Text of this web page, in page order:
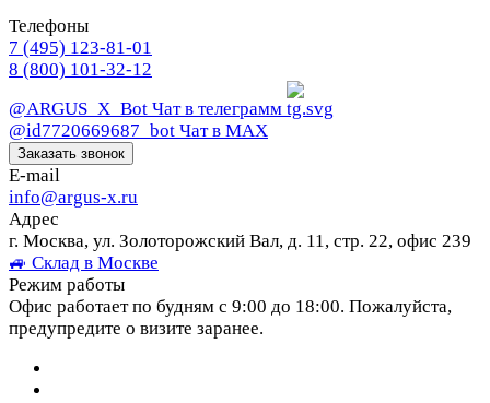
Телефоны
7 (495) 123-81-01
8 (800) 101-32-12
@ARGUS_X_Bot Чат в телеграмм
@id7720669687_bot Чат в МАХ
Заказать звонок
E-mail
info@argus-x.ru
Адрес
г. Москва, ул. Золоторожский Вал, д. 11, стр. 22, офис 239
🚙 Склад в Москве
Режим работы
Офис работает по будням с 9:00 до 18:00. Пожалуйста,
предупредите о визите заранее.